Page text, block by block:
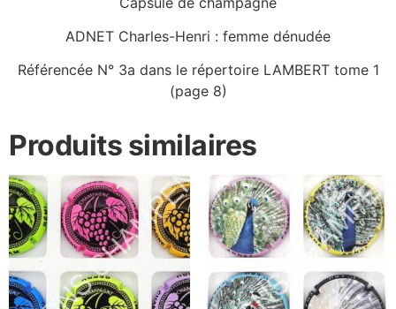
ADNET Charles-Henri : femme dénudée
Référencée N° 3a dans le répertoire LAMBERT tome 1
(page 8)
Produits similaires